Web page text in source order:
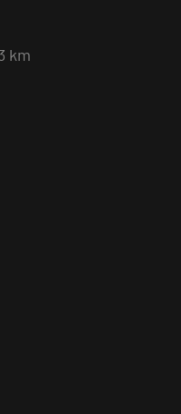
km